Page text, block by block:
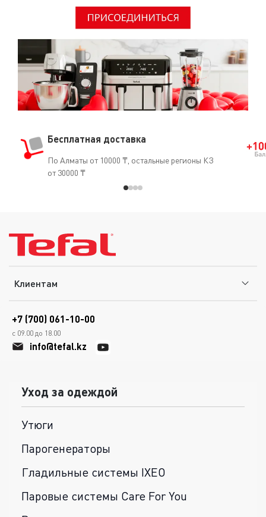
является канцерогеном для человека.О том, что ПТФЭ
безопасен для использования, свидетельствует и тот
факт, что он часто применяется в медицине
(кардиостимуляторы, искусственные артерии, протезы
и т.д.).
Бесплатная доставка
По Алматы от 10000 ₸, остальные регионы КЗ
от 30000 ₸
Клиентам
+7 (700) 061-10-00
с 09.00 до 18.00
info@tefal.kz
Уход за одеждой
Утюги
Парогенераторы
Гладильные системы IXEO
Паровые системы Care For You